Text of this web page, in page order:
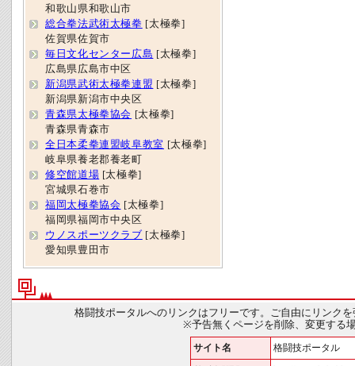
和歌山県和歌山市
総合拳法武術太極拳 [太極拳]
佐賀県佐賀市
毎日文化センター広島 [太極拳]
広島県広島市中区
新潟県武術太極拳連盟 [太極拳]
新潟県新潟市中央区
青森県太極拳協会 [太極拳]
青森県青森市
全日本柔拳連盟岐阜教室 [太極拳]
岐阜県養老郡養老町
修空館道場 [太極拳]
宮城県石巻市
福岡太極拳協会 [太極拳]
福岡県福岡市中央区
ウノスポーツクラブ [太極拳]
愛知県豊田市
格闘技ポータルへのリンクはフリーです。ご自由にリンク
※予告無くページを削除、変更する
サイト名 格闘技ポータル